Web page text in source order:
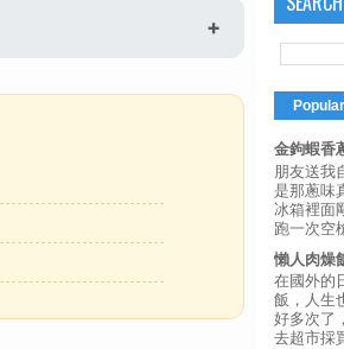
Popular
金鉤蝦香
朋友送我
是那蔥味
冰箱裡面
跑一次空
懶人肉燥
在國外的
飯，人生
好多次了
去超市採